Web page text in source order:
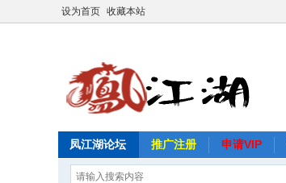
设为首页 收藏本站
凤江湖论坛 推广注册 申请VIP